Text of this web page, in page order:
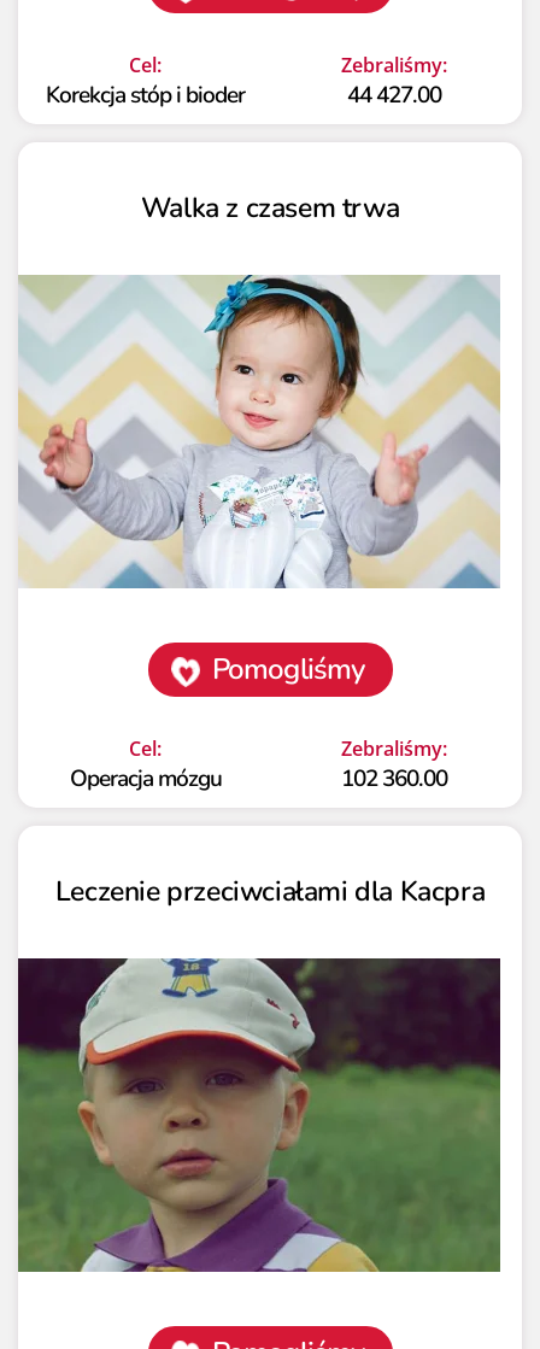
Cel:
Korekcja stóp i bioder
Zebraliśmy:
44 427.00
Walka z czasem trwa
Pomogliśmy
Cel:
Operacja mózgu
Zebraliśmy:
102 360.00
Leczenie przeciwciałami dla Kacpra